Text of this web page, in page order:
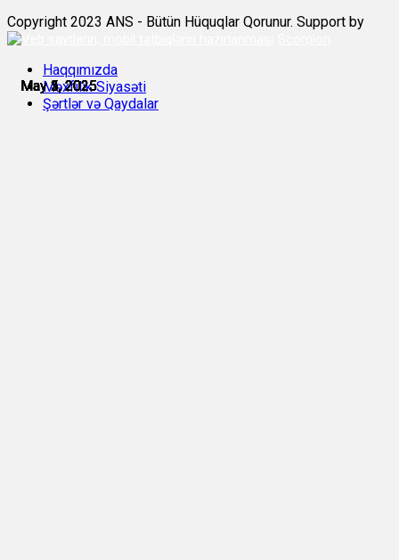
May 1, 2025
May 1, 2025
May 2, 2025
May 3, 2025
May 5, 2025
May 5, 2025
Copyright 2023 ANS - Bütün Hüquqlar Qorunur. Support by
Haqqımızda
Məxfilik Siyasəti
Şərtlər və Qaydalar